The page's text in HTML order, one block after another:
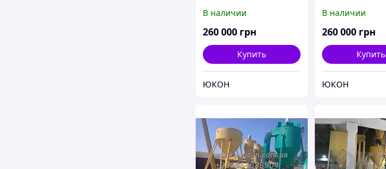
В наличии
260 000 грн
Купить
ЮКОН
В наличии
260 000 грн
Купить
ЮКОН